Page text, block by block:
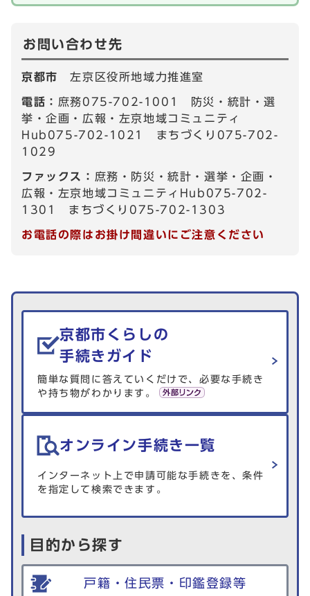
お問い合わせ先
京都市左京区役所地域力推進室
電話： 庶務075-702-1001 防災・統計・選
挙・企画・広報・左京地域コミュニティ
Hub075-702-1021 まちづくり075-702-
1029
ファックス： 庶務・防災・統計・選挙・企画・
広報・左京地域コミュニティHub075-702-
1301 まちづくり075-702-1303
お電話の際はお掛け間違いにご注意ください
生活情報を探す
京都市くらしの
手続きガイド
簡単な質問に答えていくだけで、必要な手続き
や持ち物がわかります。
オンライン手続き一覧
インターネット上で申請可能な手続きを、条件
を指定して検索できます。
目的から探す
戸籍・住民票・印鑑登録等